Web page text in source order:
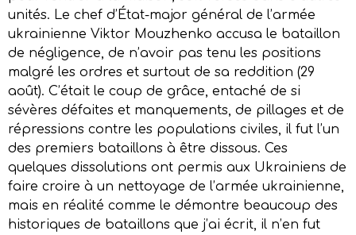
unités. Le chef d’État-major général de l’armée
ukrainienne Viktor Mouzhenko accusa le bataillon
de négligence, de n’avoir pas tenu les positions
malgré les ordres et surtout de sa reddition (29
août). C’était le coup de grâce, entaché de si
sévères défaites et manquements, de pillages et de
répressions contre les populations civiles, il fut l’un
des premiers bataillons à être dissous. Ces
quelques dissolutions ont permis aux Ukrainiens de
faire croire à un nettoyage de l’armée ukrainienne,
mais en réalité comme le démontre beaucoup des
historiques de bataillons que j’ai écrit, il n’en fut